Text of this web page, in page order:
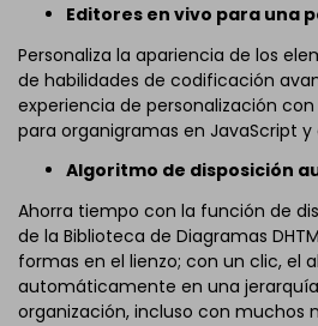
Editores en vivo para una
Personaliza la apariencia de los
de habilidades de codificación
experiencia de personalización
para organigramas en JavaScript
Algoritmo de disposición
Ahorra tiempo con la función de
de la Biblioteca de Diagramas
formas en el lienzo; con un clic, el
automáticamente en una
organización, incluso con muchos